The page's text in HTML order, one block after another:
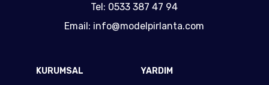
Tel: 0533 387 47 94
Email: info@modelpirlanta.com
KURUMSAL
YARDIM